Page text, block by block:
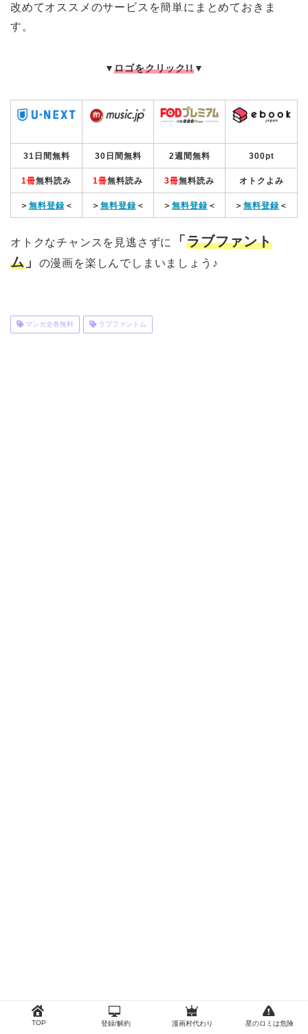
改めてオススメのサービスを簡単にまとめておきま
す。
▼ロゴをクリック!!▼
31日間無料 30日間無料 2週間無料 300pt
1冊無料読み 1冊無料読み 3冊無料読み オトクよみ
＞ 無料登録＜ ＞ 無料登録＜ ＞ 無料登録＜ ＞ 無料登録 ＜
オトクなチャンスを見逃さずに 「ラブファント
ム」 の漫画を楽しんでしまいましょう♪
マンガ全巻無料 ラブファントム
TOP 登録/解約 漫画村代わり 星のロミは危険